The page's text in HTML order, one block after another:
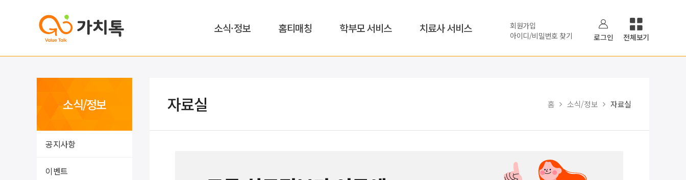
소식·정보 홈티매칭 학부모 서비스 치료사 서비스
회원가입
아이디/비밀번호 찾기
로그인 전체보기
소식/정보
공지사항
이벤트
자료실 홈 소식/정보 자료실